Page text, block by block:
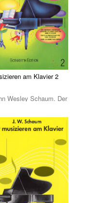
am Klavier 2
Wesley Schaum. Der
...